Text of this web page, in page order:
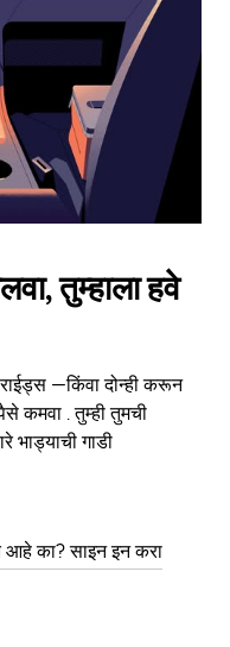
तुम्हाला हवे
—किंवा दोन्ही करून
कमवा . तुम्ही तुमची
भाड्याची गाडी
का? साइन इन करा